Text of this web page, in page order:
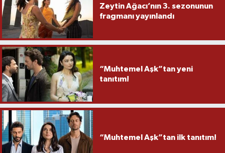
Zeytin Ağacı’nın 3. sezonunun
fragmanı yayınlandı
“Muhtemel Aşk”tan yeni
tanıtım!
“Muhtemel Aşk”tan ilk tanıtım!